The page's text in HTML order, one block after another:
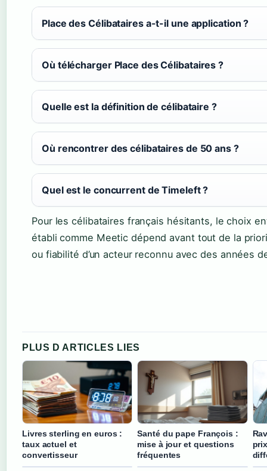
Place des Célibataires a-t-il une application ?
Où télécharger Place des Célibataires ?
Quelle est la définition de célibataire ?
Où rencontrer des célibataires de 50 ans ?
Quel est le concurrent de Timeleft ?
Pour les célibataires français hésitants, le choix
établi comme Meetic dépend avant tout de la
ou fiabilité d’un acteur reconnu avec des années
PLUS D ARTICLES LIES
Livres sterling en euros :
taux actuel et
convertisseur
Santé du pape François :
mise à jour et questions
fréquentes